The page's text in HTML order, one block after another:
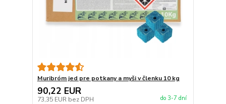
Muribróm jed pre potkany a myši v členku 10 kg
90,22 EUR
73,35 EUR bez DPH do 3-7 dní